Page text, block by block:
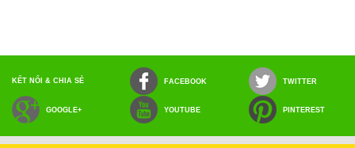
KẾT NỐI & CHIA SẺ FACEBOOK TWITTER
GOOGLE+ YOUTUBE PINTEREST